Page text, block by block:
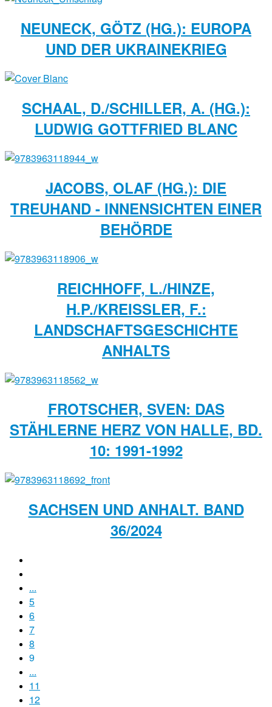
NEUNECK, GÖTZ (HG.): EUROPA
UND DER UKRAINEKRIEG
SCHAAL, D./SCHILLER, A. (HG.):
LUDWIG GOTTFRIED BLANC
JACOBS, OLAF (HG.): DIE
TREUHAND - INNENSICHTEN EINER
BEHÖRDE
REICHHOFF, L./HINZE,
H.P./KREISSLER, F.: L
ANDSCHAFTSGESCHICHTE A
NHALTS
FROTSCHER, SVEN: DAS
STÄHLERNE HERZ VON HALLE, BD.
10: 1991-1992
SACHSEN UND ANHALT. BAND
36/2024
...
5
6
7
8
9
...
11
12